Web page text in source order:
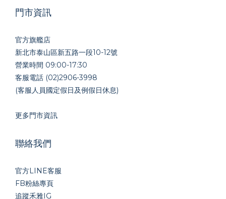
門市資訊
官方旗艦店
新北市泰山區新五路一段10-12號
營業時間 09:00-17:30
客服電話 (02)2906-3998
(客服人員國定假日及例假日休息)
更多門市資訊
聯絡我們
官方LINE客服
FB粉絲專頁
追蹤禾雅IG